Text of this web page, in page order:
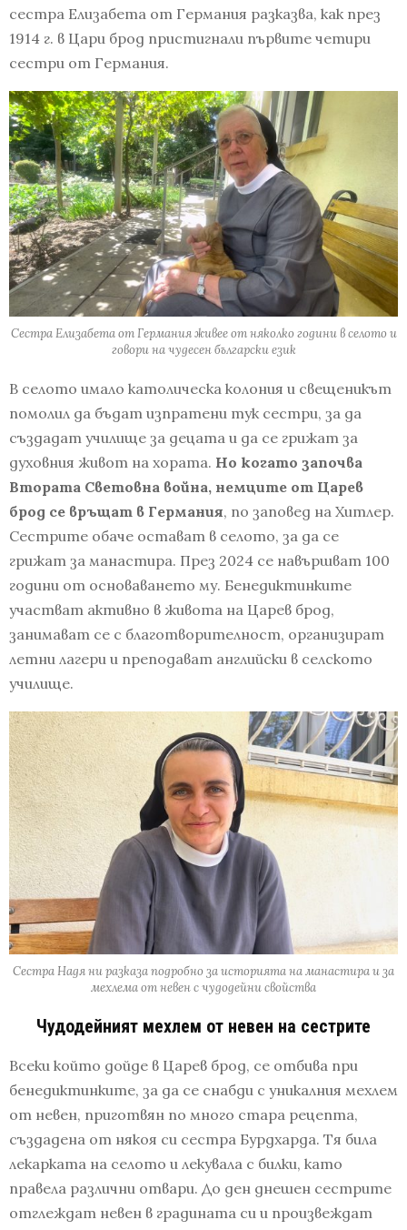
сестра Елизабета от Германия разказва, как през
1914 г. в Цари брод пристигнали първите четири
сестри от Германия.
Сестра Елизабета от Германия живее от няколко години в селото и
говори на чудесен български език
В селото имало католическа колония и свещеникът
помолил да бъдат изпратени тук сестри, за да
създадат училище за децата и да се грижат за
духовния живот на хората. Но когато започва
Втората Световна война, немците от Царев
брод се връщат в Германия, по заповед на Хитлер.
Сестрите обаче остават в селото, за да се
грижат за манастира. През 2024 се навършват 100
години от основаването му. Бенедиктинките
участват активно в живота на Царев брод,
занимават се с благотворителност, организират
летни лагери и преподават английски в селското
училище.
Сестра Надя ни разказа подробно за историята на манастира и за
мехлема от невен с чудодейни свойства
Чудодейният мехлем от невен на сестрите
Всеки който дойде в Царев брод, се отбива при
бенедиктинките, за да се снабди с уникалния мехлем
от невен, приготвян по много стара рецепта,
създадена от някоя си сестра Бурдхарда. Тя била
лекарката на селото и лекувала с билки, като
правела различни отвари. До ден днешен сестрите
отглеждат невен в градината си и произвеждат